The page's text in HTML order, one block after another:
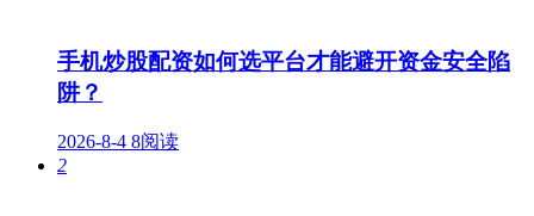
手机炒股配资如何选平台才能避开资金安全陷
阱？
2026-8-4 8阅读
2